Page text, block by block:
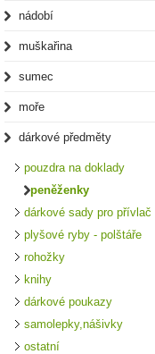
nádobí
muškařina
sumec
moře
dárkové předměty
pouzdra na doklady
peněženky
dárkové sady pro přívlač
plyšové ryby - polštáře
rohožky
knihy
dárkové poukazy
samolepky,nášivky
ostatní